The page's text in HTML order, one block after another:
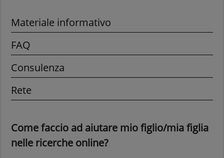
Materiale informativo
FAQ
Consulenza
Rete
Come faccio ad aiutare mio figlio/mia figlia
nelle ricerche online?